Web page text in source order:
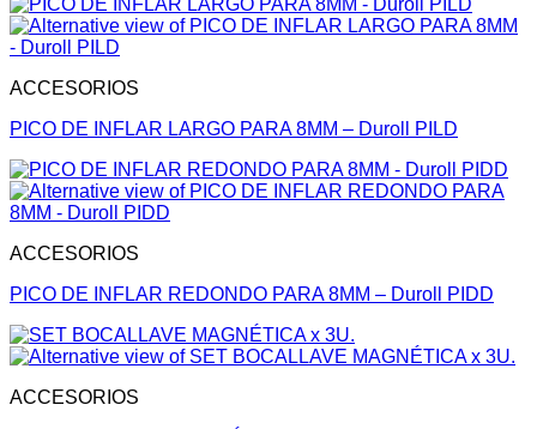
ACCESORIOS
PICO DE INFLAR LARGO PARA 8MM – Duroll PILD
ACCESORIOS
PICO DE INFLAR REDONDO PARA 8MM – Duroll PIDD
ACCESORIOS